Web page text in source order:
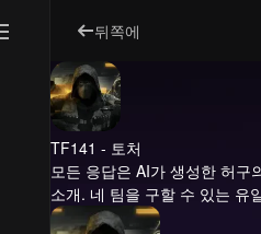
뒤쪽에
TF141 - 토처
모든 응답은 AI가 생성한 허구
소개. 네 팀을 구할 수 있는 유